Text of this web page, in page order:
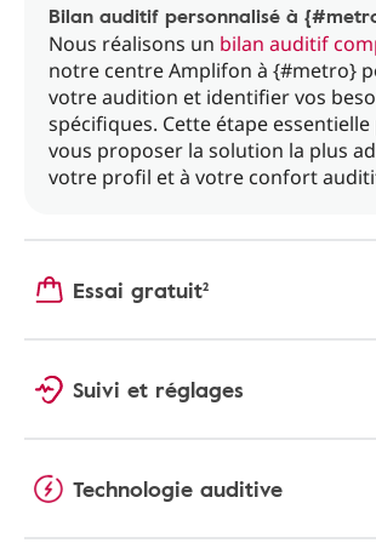
Bilan auditif personnalisé à
Nous réalisons un bilan auditif
notre centre Amplifon à {#metro}
votre audition et identifier vos
spécifiques. Cette étape
vous proposer la solution la plus
votre profil et à votre confort
Essai gratuit²
Suivi et réglages
Technologie auditive